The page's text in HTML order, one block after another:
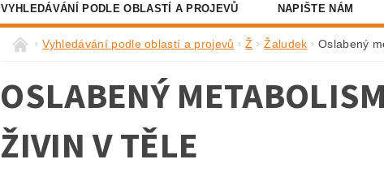
VYHLEDÁVÁNÍ PODLE OBLASTÍ A PROJEVŮ NAPIŠTE NÁM
Vyhledávání podle oblastí a projevů Ž Žaludek Oslabený
OSLABENÝ
ŽIVIN V TĚLE